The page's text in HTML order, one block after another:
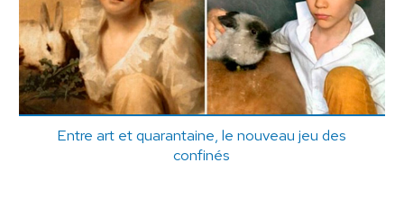
Entre art et quarantaine, le nouveau jeu des
confinés